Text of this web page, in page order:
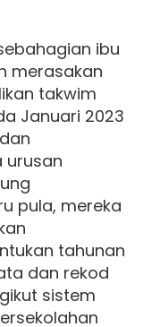
ibu
merasakan
takwim
Januari 2023
urusan
pula, mereka
tahunan
dan rekod
sistem